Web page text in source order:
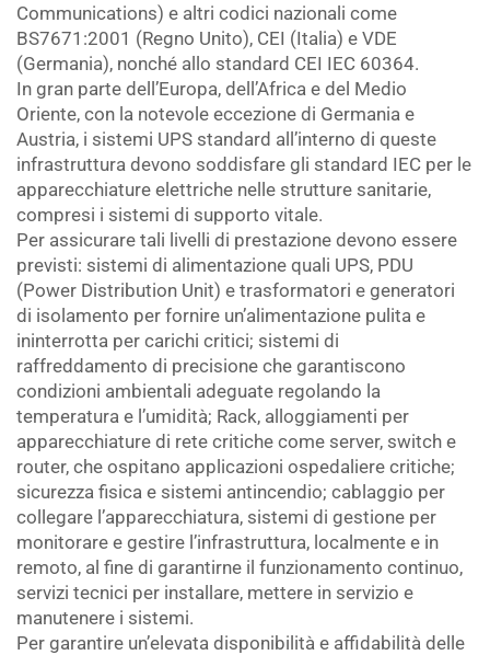
Communications) e altri codici nazionali come
BS7671:2001 (Regno Unito), CEI (Italia) e VDE
(Germania), nonché allo standard CEI IEC 60364.
In gran parte dell’Europa, dell’Africa e del Medio
Oriente, con la notevole eccezione di Germania e
Austria, i sistemi UPS standard all’interno di queste
infrastruttura devono soddisfare gli standard IEC per le
apparecchiature elettriche nelle strutture sanitarie,
compresi i sistemi di supporto vitale.
Per assicurare tali livelli di prestazione devono essere
previsti: sistemi di alimentazione quali UPS, PDU
(Power Distribution Unit) e trasformatori e generatori
di isolamento per fornire un’alimentazione pulita e
ininterrotta per carichi critici; sistemi di
raffreddamento di precisione che garantiscono
condizioni ambientali adeguate regolando la
temperatura e l’umidità; Rack, alloggiamenti per
apparecchiature di rete critiche come server, switch e
router, che ospitano applicazioni ospedaliere critiche;
sicurezza fisica e sistemi antincendio; cablaggio per
collegare l’apparecchiatura, sistemi di gestione per
monitorare e gestire l’infrastruttura, localmente e in
remoto, al fine di garantirne il funzionamento continuo,
servizi tecnici per installare, mettere in servizio e
manutenere i sistemi.
Per garantire un’elevata disponibilità e affidabilità delle